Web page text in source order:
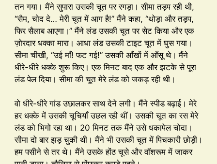
तन गया। मैंने सुपारा उसकी चूत पर रगड़ा। सीमा तड़प रही थी,
“सैम, चोद दे… मेरी चूत में आग है!” मैंने कहा, “थोड़ा और तड़प,
फिर सैलाब आएगा।” मैंने लंड उसकी चूत पर सेट किया और एक
ज़ोरदार धक्का मारा। आधा लंड उसकी टाइट चूत में घुस गया।
सीमा चीखी, “उई माँ! फट गई!” उसकी आँखों में आँसू थे। मैंने
धीरे-धीरे धक्के शुरू किए। एक मिनट बाद एक और झटके से पूरा
लंड पेल दिया। सीमा की चूत मेरे लंड को जकड़ रही थी।
वो धीरे-धीरे गांड उछालकर साथ देने लगी। मैंने स्पीड बढ़ाई। मेरे
हर धक्के में उसकी चूचियाँ उछल रही थीं। उसकी चूत का रस मेरे
लंड को भिगो रहा था। 20 मिनट तक मैंने उसे धकापेल चोदा।
सीमा दो बार झड़ चुकी थी। मैंने भी उसकी चूत में पिचकारी छोड़ी।
हम पसीने से तर थे। मैंने उसके होंठ चूसे और वॉशरूम में जाकर